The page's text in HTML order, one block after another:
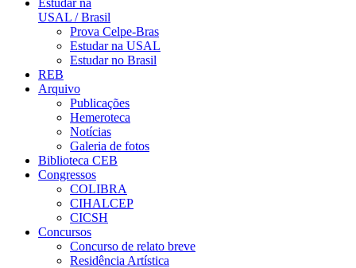
Estudar na
USAL / Brasil
Prova Celpe-Bras
Estudar na USAL
Estudar no Brasil
REB
Arquivo
Publicações
Hemeroteca
Notícias
Galeria de fotos
Biblioteca CEB
Congressos
COLIBRA
CIHALCEP
CICSH
Concursos
Concurso de relato breve
Residência Artística